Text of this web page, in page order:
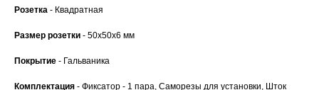
Розетка - Квадратная
Размер розетки - 50x50x6 мм
Покрытие - Гальваника
Комплектация - Фиксатор - 1 пара, Саморезы для установки, Шток